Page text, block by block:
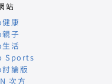
站
康
子
活
Sports
論版
次方